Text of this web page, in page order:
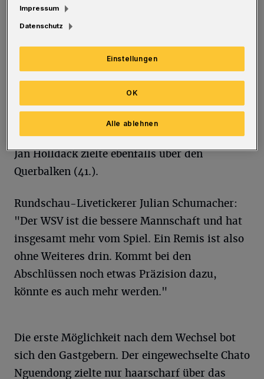
Kapitän Gaetano Manno. Der WSV begann
konzentriert und stand defensiv sicher.
Allerdings fehlten zunächst auch die
Offensivaktionen. Daniel Grebe verfehlte aus
20 Metern (10.), Kevin Hagemann platzierte
Chance hatte Peter Schmetz, der aber aus fünf
Meter freistehend über die Latte köpfte (36.).
Jan Holldack zielte ebenfalls über den
Querbalken (41.).
Rundschau-Livetickerer Julian Schumacher:
"Der WSV ist die bessere Mannschaft und hat
insgesamt mehr vom Spiel. Ein Remis ist also
ohne Weiteres drin. Kommt bei den
Abschlüssen noch etwas Präzision dazu,
könnte es auch mehr werden."
Die erste Möglichkeit nach dem Wechsel bot
sich den Gastgebern. Der eingewechselte Chato
Nguendong zielte nur haarscharf über das
Impressum
Datenschutz
Einstellungen
Alle ablehnen
OK